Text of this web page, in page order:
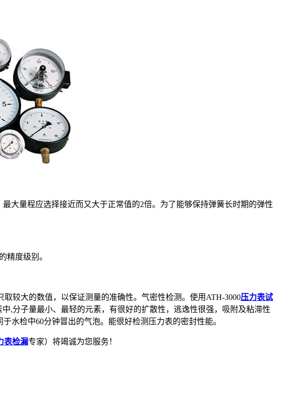
大量程应选择接近而又大于正常值的2倍。为了能够保持弹簧长时期的弹性
精度级别。
较大的数值，以保证测量的准确性。气密性检测。使用ATH-3000压力表试
,分子量最小、最轻的元素，有很好的扩散性，逃逸性很强，吸附及粘滞性
水检中60分钟冒出的气泡。能很好检测压力表的密封性能。
表检漏专家）将竭诚为您服务！